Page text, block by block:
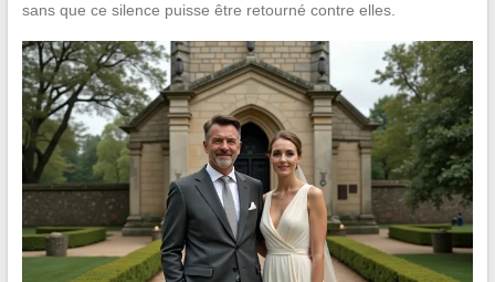
sans que ce silence puisse être retourné contre elles.